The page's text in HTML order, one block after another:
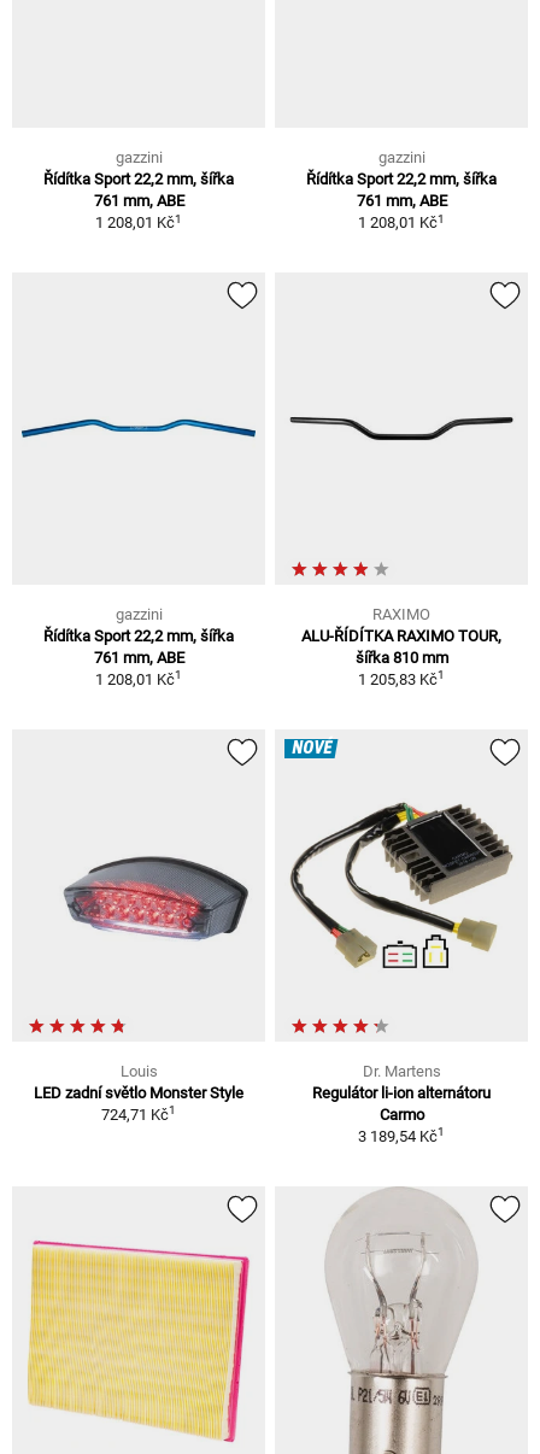
gazzini
Řídítka Sport 22,2 mm, šířka
761 mm, ABE
1 208,01 Kč1
gazzini
Řídítka Sport 22,2 mm, šířka
761 mm, ABE
1 208,01 Kč1
gazzini
Řídítka Sport 22,2 mm, šířka
761 mm, ABE
1 208,01 Kč1
RAXIMO
ALU-ŘÍDÍTKA RAXIMO TOUR,
šířka 810 mm
1 205,83 Kč1
Louis
LED zadní světlo Monster Style
724,71 Kč1
NOVÉ
Dr. Martens
Regulátor li-ion alternátoru
Carmo
3 189,54 Kč1